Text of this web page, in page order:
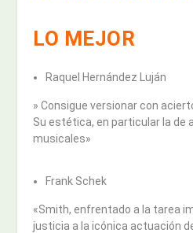
LO MEJOR
Raquel Hernández Luján
» Consigue versionar con
Su estética, en particular la de
musicales»
Frank Schek
«Smith, enfrentado a la tarea
justicia a la icónica actuación